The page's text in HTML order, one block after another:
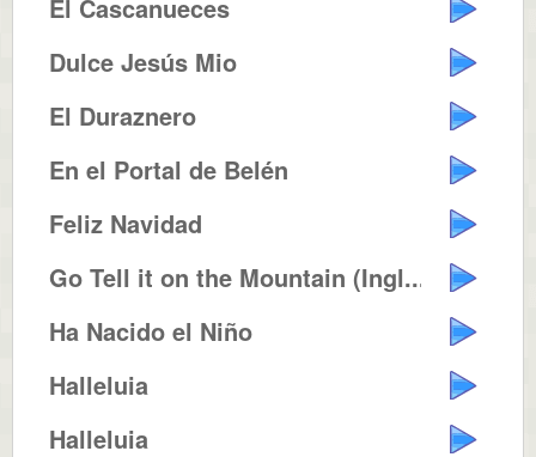
El Cascanueces
Dulce Jesús Mio
El Duraznero
En el Portal de Belén
Feliz Navidad
Go Tell it on the Mountain (Ingl...
Ha Nacido el Niño
Halleluia
Halleluia